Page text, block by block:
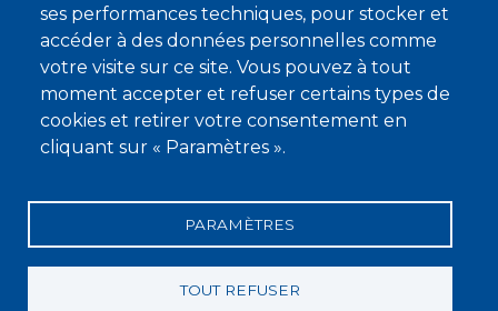
ses performances techniques, pour stocker et
accéder à des données personnelles comme
votre visite sur ce site. Vous pouvez à tout
moment accepter et refuser certains types de
cookies et retirer votre consentement en
cliquant sur « Paramètres ».
PARAMÈTRES
TOUT REFUSER
Qui sommes-nous ?
Devenir membre
Conditions générales de vente